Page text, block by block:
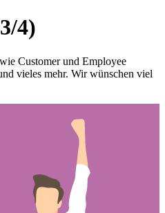
4)
Customer und Employee
vieles mehr. Wir wünschen viel